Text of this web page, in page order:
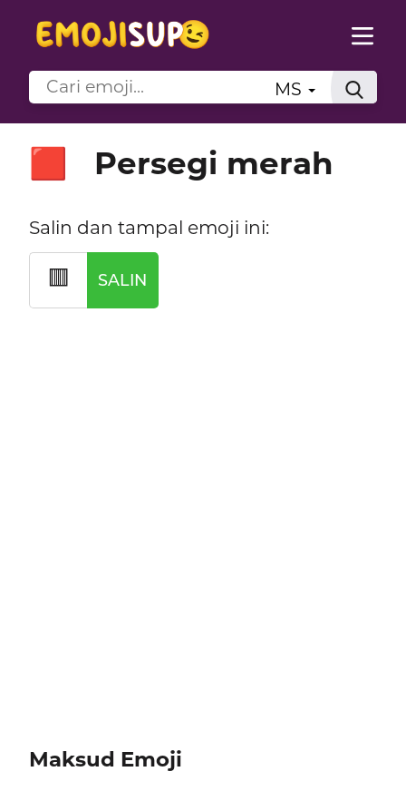
MS
🟥 Persegi merah
Salin dan tampal emoji ini:
🟥 SALIN
Maksud Emoji